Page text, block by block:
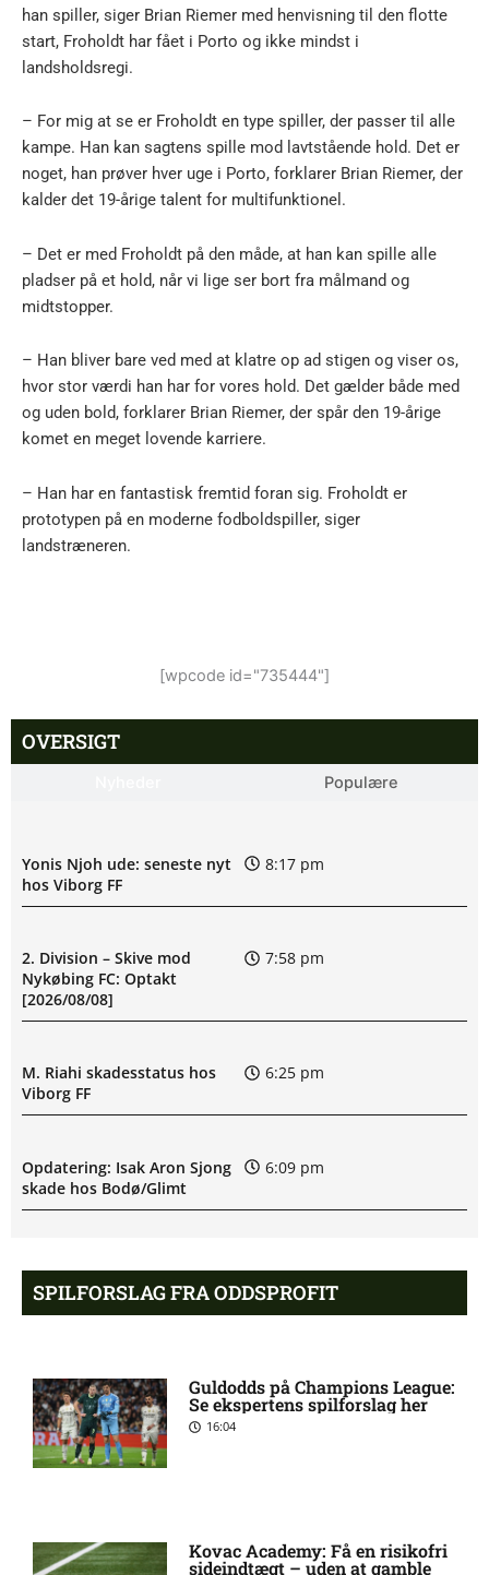
han spiller, siger Brian Riemer med henvisning til den flotte
start, Froholdt har fået i Porto og ikke mindst i
landsholdsregi.
– For mig at se er Froholdt en type spiller, der passer til alle
kampe. Han kan sagtens spille mod lavtstående hold. Det er
noget, han prøver hver uge i Porto, forklarer Brian Riemer, der
kalder det 19-årige talent for multifunktionel.
– Det er med Froholdt på den måde, at han kan spille alle
pladser på et hold, når vi lige ser bort fra målmand og
midtstopper.
– Han bliver bare ved med at klatre op ad stigen og viser os,
hvor stor værdi han har for vores hold. Det gælder både med
og uden bold, forklarer Brian Riemer, der spår den 19-årige
komet en meget lovende karriere.
– Han har en fantastisk fremtid foran sig. Froholdt er
prototypen på en moderne fodboldspiller, siger
landstræneren.
[wpcode id="735444"]
OVERSIGT
Populære
Yonis Njoh ude: seneste nyt
hos Viborg FF
8:17 pm
2. Division – Skive mod
Nykøbing FC: Optakt
[2026/08/08]
7:58 pm
M. Riahi skadesstatus hos
Viborg FF
6:25 pm
Opdatering: Isak Aron Sjong
skade hos Bodø/Glimt
6:09 pm
Bodo/Glimt: Optakt,
forventede opstillinger,
2. Division – VSK Århus mod
Fremad Amager: Optakt,
skader og karantæner
12:26 pm
1. Division – Hobro IK mod
9:11 am
SPILFORSLAG FRA ODDSPROFIT
Guldodds på Champions League:
Se ekspertens spilforslag her
16:04
Kovac Academy: Få en risikofri
sideindtægt – uden at gamble